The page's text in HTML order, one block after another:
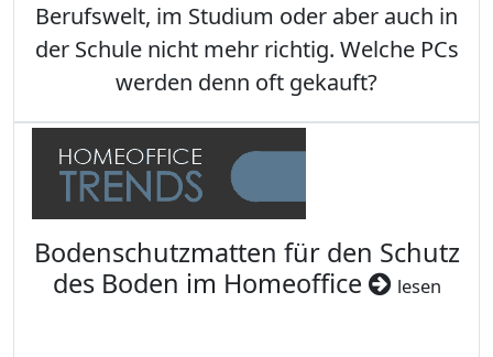
Berufswelt, im Studium oder aber auch in
der Schule nicht mehr richtig. Welche PCs
werden denn oft gekauft?
Bodenschutzmatten für den Schutz
des Boden im Homeoffice
lesen